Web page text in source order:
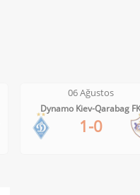
06 Ağustos
Dynamo Kiev-Qarabag FK
1-0